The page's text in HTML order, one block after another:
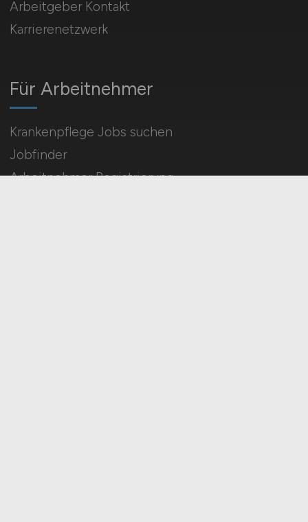
Für Arbeitnehmer
Krankenpflege Jobs suchen
Jobfinder
Arbeitnehmer Registrierung
Arbeitgeber Kontakt
Karrierenetzwerk